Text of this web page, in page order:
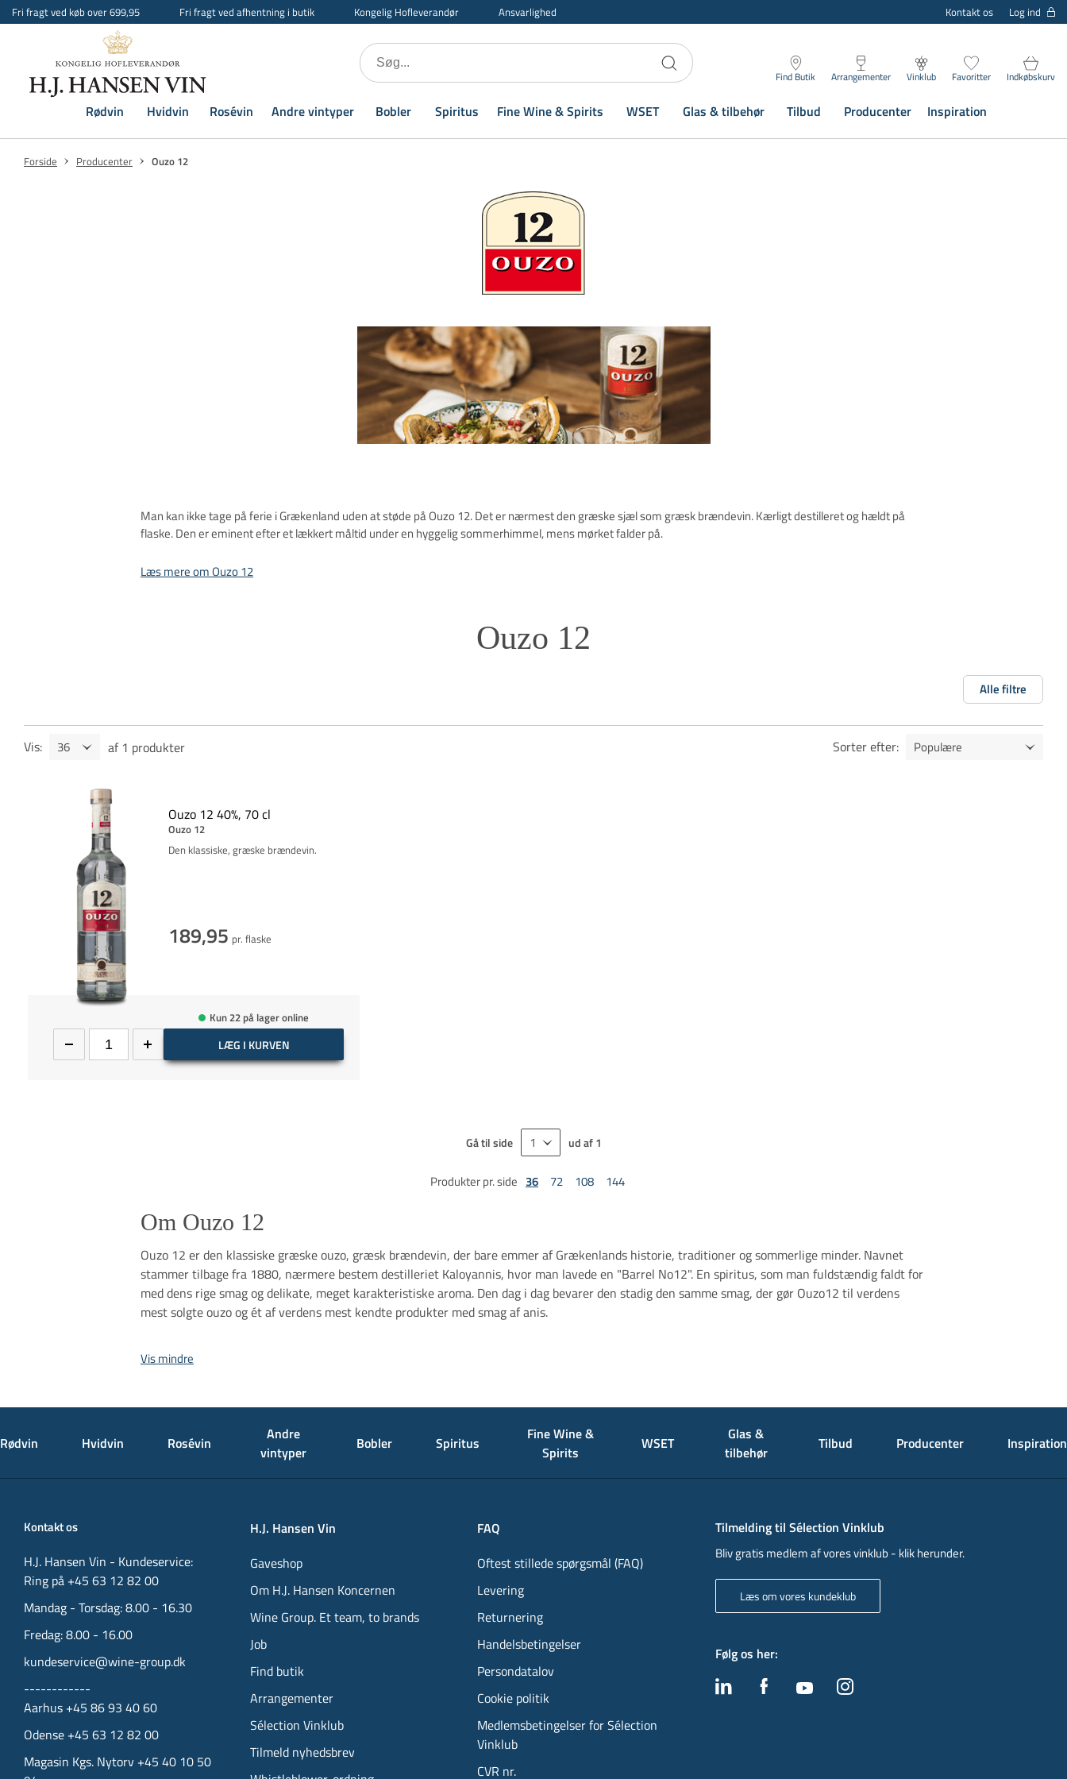
Fri fragt ved køb over 699,95 Fri fragt ved afhentning i butik Kongelig Hofleverandør Ansvarlighed Kontakt os Log ind
Find Butik Arrangementer Vinklub Favoritter Indkøbskurv
Rødvin Hvidvin Rosévin Andre vintyper Bobler Spiritus Fine Wine & Spirits WSET Glas & tilbehør Tilbud Producenter Inspiration
Forside Producenter Ouzo 12
Man kan ikke tage på ferie i Grækenland uden at støde på Ouzo 12. Det er nærmest den græske sjæl som græsk brændevin. Kærligt destilleret og hældt på
flaske. Den er eminent efter et lækkert måltid under en hyggelig sommerhimmel, mens mørket falder på.
Læs mere om Ouzo 12
Ouzo 12
Alle filtre
Vis: af 1 produkter Sorter efter:
Ouzo 12 40%, 70 cl
Ouzo 12
Den klassiske, græske brændevin.
189,95 pr. flaske
Kun 22 på lager online
LÆG I KURVEN
Gå til side ud af 1
Produkter pr. side 36 72 108 144
Om Ouzo 12
Ouzo 12 er den klassiske græske ouzo, græsk brændevin, der bare emmer af Grækenlands historie, traditioner og sommerlige minder. Navnet
stammer tilbage fra 1880, nærmere bestem destilleriet Kaloyannis, hvor man lavede en "Barrel No12". En spiritus, som man fuldstændig faldt for
med dens rige smag og delikate, meget karakteristiske aroma. Den dag i dag bevarer den stadig den samme smag, der gør Ouzo12 til verdens
mest solgte ouzo og ét af verdens mest kendte produkter med smag af anis.
Vis mindre
Rødvin Hvidvin Rosévin
Andre
vintyper
Bobler Spiritus
Fine Wine &
Spirits
WSET
Glas &
tilbehør
Tilbud Producenter Inspiration
Kontakt os
H.J. Hansen Vin - Kundeservice:
Ring på +45 63 12 82 00
Mandag - Torsdag: 8.00 - 16.30
Fredag: 8.00 - 16.00
kundeservice@wine-group.dk
------------
Aarhus +45 86 93 40 60
Odense +45 63 12 82 00
Magasin Kgs. Nytorv +45 40 10 50
H.J. Hansen Vin
Gaveshop
Om H.J. Hansen Koncernen
Wine Group. Et team, to brands
Job
Find butik
Arrangementer
Sélection Vinklub
Tilmeld nyhedsbrev
FAQ
Oftest stillede spørgsmål (FAQ)
Levering
Returnering
Handelsbetingelser
Persondatalov
Cookie politik
Medlemsbetingelser for Sélection
Vinklub
CVR nr.
Tilmelding til Sélection Vinklub
Bliv gratis medlem af vores vinklub - klik herunder.
Læs om vores kundeklub
Følg os her: